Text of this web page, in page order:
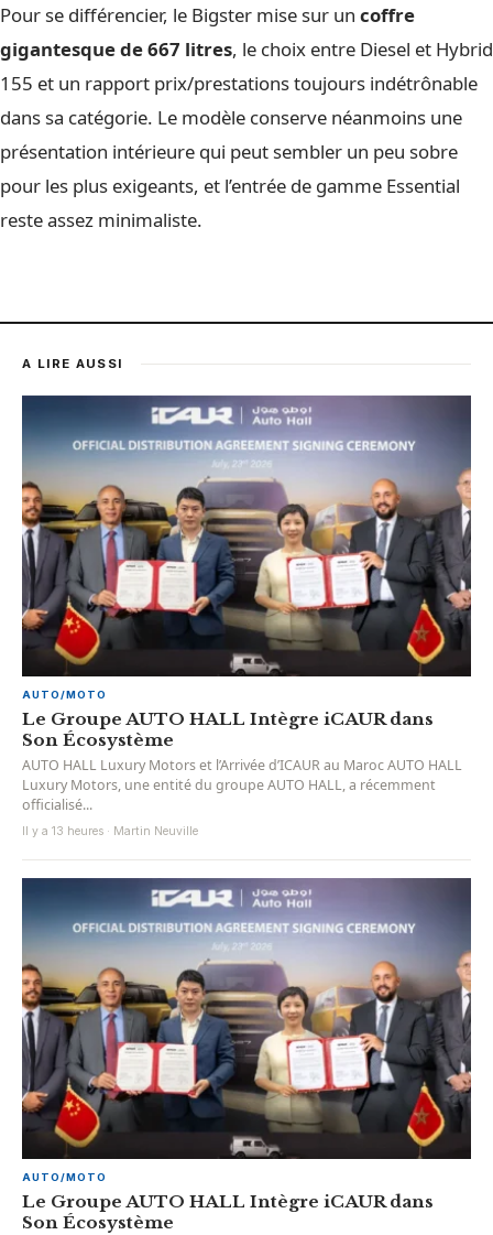
Pour se différencier, le Bigster mise sur un coffre
gigantesque de 667 litres, le choix entre Diesel et Hybrid
155 et un rapport prix/prestations toujours indétrônable
dans sa catégorie. Le modèle conserve néanmoins une
présentation intérieure qui peut sembler un peu sobre
pour les plus exigeants, et l’entrée de gamme Essential
reste assez minimaliste.
A LIRE AUSSI
AUTO/MOTO
Le Groupe AUTO HALL Intègre iCAUR dans
Son Écosystème
AUTO HALL Luxury Motors et l’Arrivée d’ICAUR au Maroc AUTO HALL
Luxury Motors, une entité du groupe AUTO HALL, a récemment
officialisé...
Il y a 13 heures · Martin Neuville
AUTO/MOTO
Le Groupe AUTO HALL Intègre iCAUR dans
Son Écosystème